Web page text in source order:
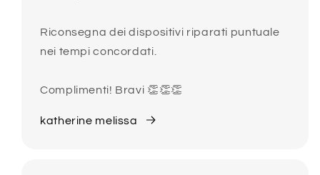
Riconsegna dei dispositivi riparati puntuale
nei tempi concordati.
Complimenti! Bravi 👏👏👏
katherine melissa